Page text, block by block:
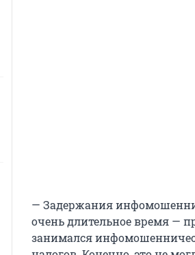
— Задержания
очень длительное время —
занимался